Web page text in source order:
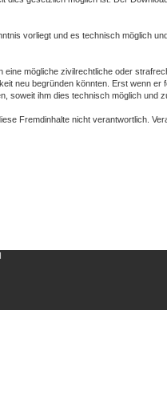
vorliegt und es technisch möglich
mögliche zivilrechtliche oder
neu begründen könnten. Erst wenn
soweit ihm dies technisch möglich und
Fremdinhalte nicht verantwortlich.